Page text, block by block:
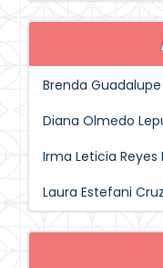
Brenda
Diana Olmedo
Irma Leticia Reyes
Laura Estefani